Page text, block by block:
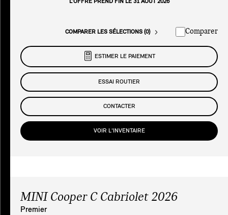
L’OFFRE PREND FIN LE 31 AOÛT 2026
Comparer
COMPARER LES SÉLECTIONS (0)
ESTIMER LE PAIEMENT
ESSAI ROUTIER
CONTACTER
VOIR L'INVENTAIRE
MINI Cooper C Cabriolet 2026
Premier